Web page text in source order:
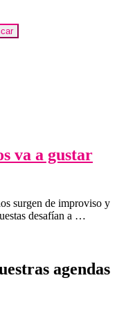
va a gustar
surgen de improviso y
desafían a …
agendas